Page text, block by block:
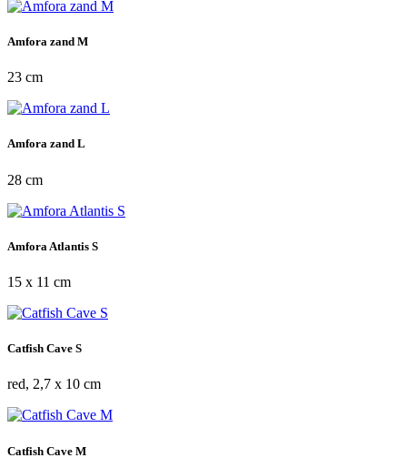
Amfora zand M
23 cm
Amfora zand L
28 cm
Amfora Atlantis S
15 x 11 cm
Catfish Cave S
red, 2,7 x 10 cm
Catfish Cave M